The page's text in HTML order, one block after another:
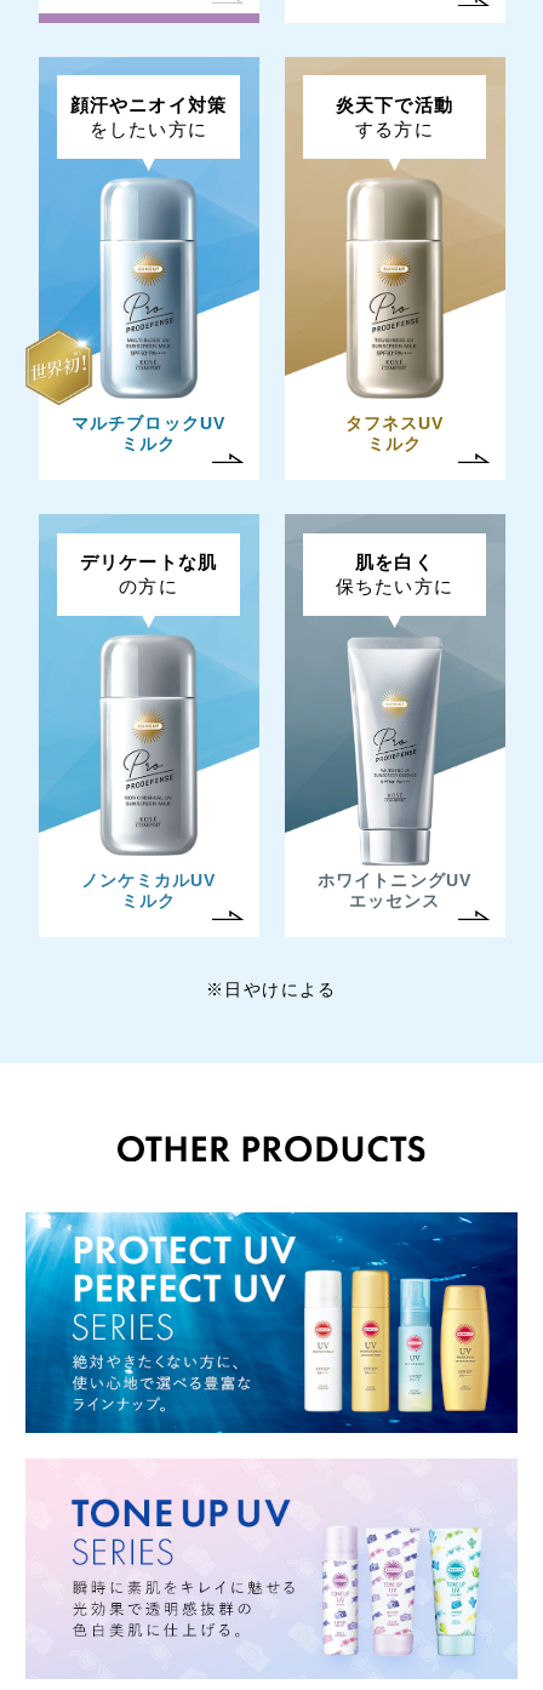
顔汗やニオイ対策
をしたい方に
マルチブロックUV
ミルク
炎天下で活動
する方に
タフネスUV
ミルク
デリケートな肌
の方に
ノンケミカルUV
ミルク
肌を白く
保ちたい方に
ホワイトニングUV
エッセンス
※日やけによる